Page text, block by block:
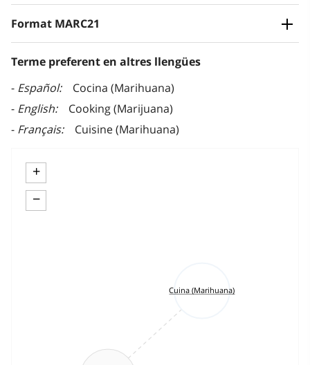
Format MARC21
Terme preferent en altres llengües
Español
Cocina (Marihuana)
English
Cooking (Marijuana)
Français
Cuisine (Marihuana)
+
−
Cuina (Marihuana)